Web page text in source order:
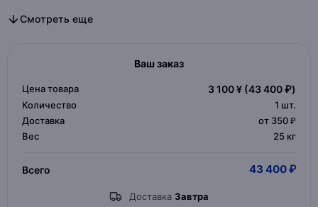
Все дизайнерские люстры в категории
Все люстры в категории
Смотреть еще
Ваш заказ
Цена товара 3 100 ¥ (43 400 ₽)
Количество 1 шт.
Доставка
от 350 ₽
Вес
25 кг
Всего 43 400 ₽
Доставка Завтра